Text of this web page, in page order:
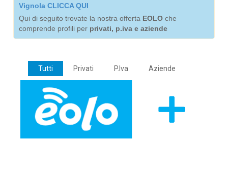
Vignola CLICCA QUI
Qui di seguito trovate la nostra offerta EOLO che
comprende profili per privati, p.iva e aziende
Tutti Privati P.Iva Aziende